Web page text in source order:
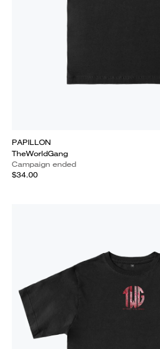
PAPILLON
TheWorldGang
Campaign ended
$34.00